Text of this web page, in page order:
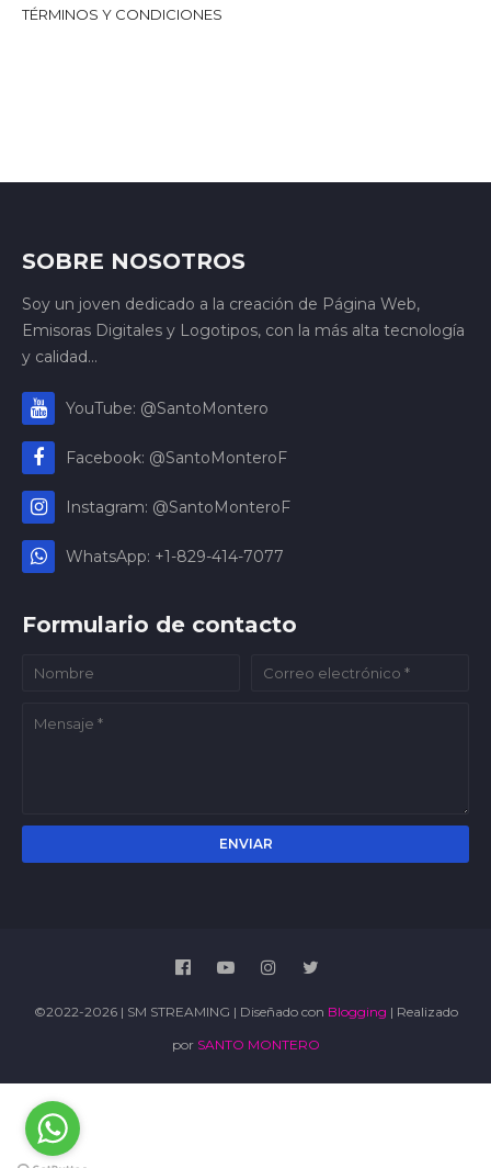
TÉRMINOS Y CONDICIONES
SOBRE NOSOTROS
Soy un joven dedicado a la creación de Página Web,
Emisoras Digitales y Logotipos, con la más alta tecnología
y calidad...
YouTube: @SantoMontero
Facebook: @SantoMonteroF
Instagram: @SantoMonteroF
WhatsApp: +1-829-414-7077
Formulario de contacto
©2022-2026 | SM STREAMING | Diseñado con Blogging | Realizado
por SANTO MONTERO